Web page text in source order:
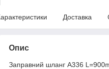
Доставка
Опис
Заправний шланг A336